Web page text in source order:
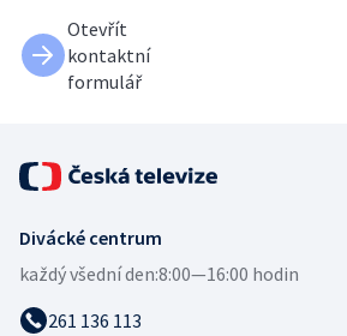
Otevřít
kontaktní
formulář
Divácké centrum
každý všední den:8:00—16:00 hodin
261 136 113